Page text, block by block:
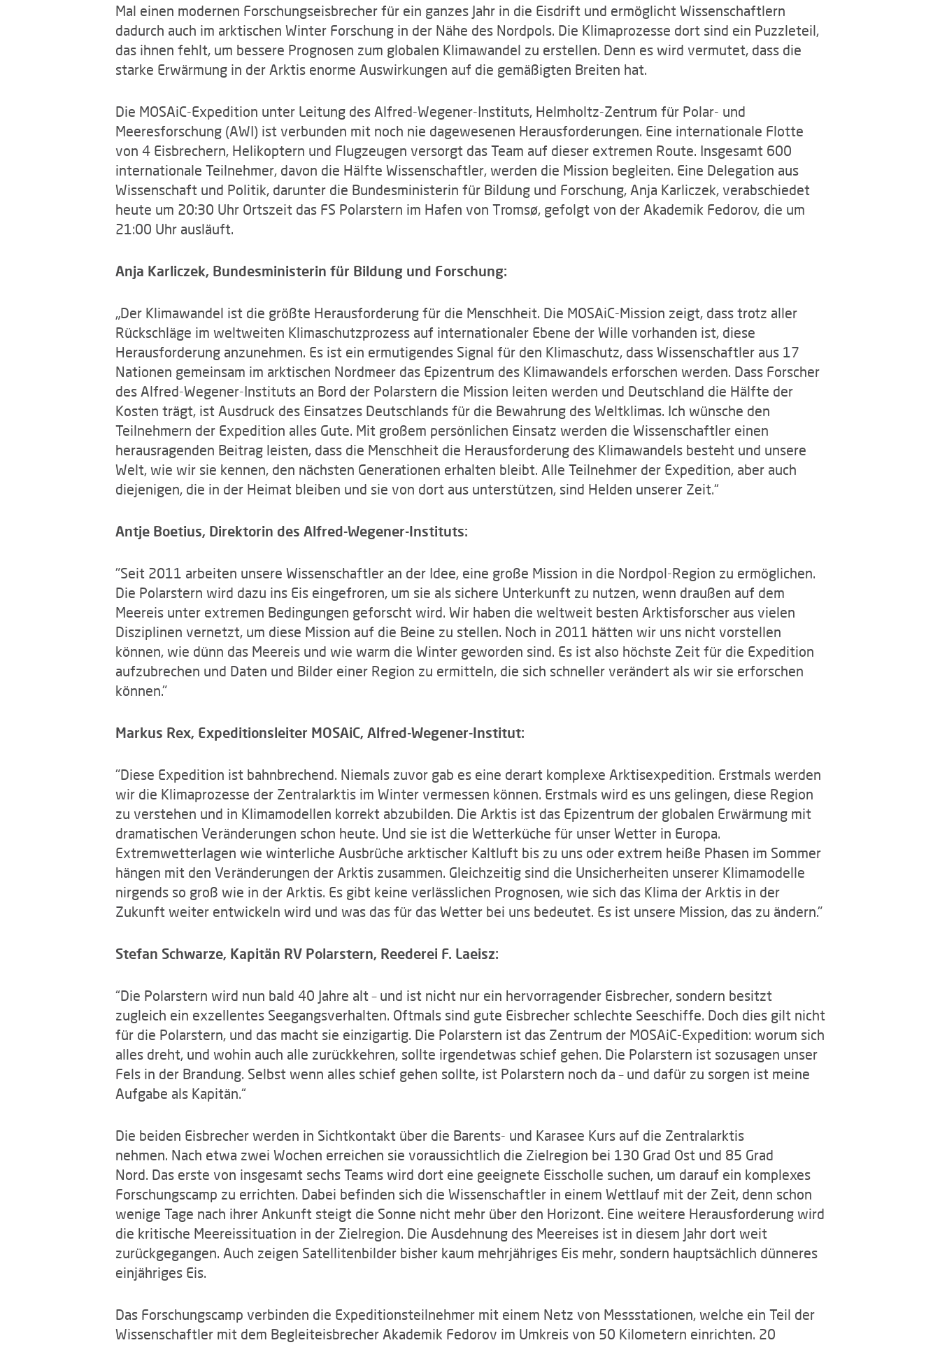
Mal einen modernen Forschungseisbrecher für ein ganzes Jahr in die Eisdrift und ermöglicht Wissenschaftlern
dadurch auch im arktischen Winter Forschung in der Nähe des Nordpols. Die Klimaprozesse dort sind ein Puzzleteil,
das ihnen fehlt, um bessere Prognosen zum globalen Klimawandel zu erstellen. Denn es wird vermutet, dass die
starke Erwärmung in der Arktis enorme Auswirkungen auf die gemäßigten Breiten hat.
Die MOSAiC-Expedition unter Leitung des Alfred-Wegener-Instituts, Helmholtz-Zentrum für Polar- und
Meeresforschung (AWI) ist verbunden mit noch nie dagewesenen Herausforderungen. Eine internationale Flotte
von 4 Eisbrechern, Helikoptern und Flugzeugen versorgt das Team auf dieser extremen Route. Insgesamt 600
internationale Teilnehmer, davon die Hälfte Wissenschaftler, werden die Mission begleiten. Eine Delegation aus
Wissenschaft und Politik, darunter die Bundesministerin für Bildung und Forschung, Anja Karliczek, verabschiedet
heute um 20:30 Uhr Ortszeit das FS Polarstern im Hafen von Tromsø, gefolgt von der Akademik Fedorov, die um
21:00 Uhr ausläuft.
Anja Karliczek, Bundesministerin für Bildung und Forschung:
„Der Klimawandel ist die größte Herausforderung für die Menschheit. Die MOSAiC-Mission zeigt, dass trotz aller
Rückschläge im weltweiten Klimaschutzprozess auf internationaler Ebene der Wille vorhanden ist, diese
Herausforderung anzunehmen. Es ist ein ermutigendes Signal für den Klimaschutz, dass Wissenschaftler aus 17
Nationen gemeinsam im arktischen Nordmeer das Epizentrum des Klimawandels erforschen werden. Dass Forscher
des Alfred-Wegener-Instituts an Bord der Polarstern die Mission leiten werden und Deutschland die Hälfte der
Kosten trägt, ist Ausdruck des Einsatzes Deutschlands für die Bewahrung des Weltklimas. Ich wünsche den
Teilnehmern der Expedition alles Gute. Mit großem persönlichen Einsatz werden die Wissenschaftler einen
herausragenden Beitrag leisten, dass die Menschheit die Herausforderung des Klimawandels besteht und unsere
Welt, wie wir sie kennen, den nächsten Generationen erhalten bleibt. Alle Teilnehmer der Expedition, aber auch
diejenigen, die in der Heimat bleiben und sie von dort aus unterstützen, sind Helden unserer Zeit.“
Antje Boetius, Direktorin des Alfred-Wegener-Instituts:
"Seit 2011 arbeiten unsere Wissenschaftler an der Idee, eine große Mission in die Nordpol-Region zu ermöglichen.
Die Polarstern wird dazu ins Eis eingefroren, um sie als sichere Unterkunft zu nutzen, wenn draußen auf dem
Meereis unter extremen Bedingungen geforscht wird. Wir haben die weltweit besten Arktisforscher aus vielen
Disziplinen vernetzt, um diese Mission auf die Beine zu stellen. Noch in 2011 hätten wir uns nicht vorstellen
können, wie dünn das Meereis und wie warm die Winter geworden sind. Es ist also höchste Zeit für die Expedition
aufzubrechen und Daten und Bilder einer Region zu ermitteln, die sich schneller verändert als wir sie erforschen
können."
Markus Rex, Expeditionsleiter MOSAiC, Alfred-Wegener-Institut:
"Diese Expedition ist bahnbrechend. Niemals zuvor gab es eine derart komplexe Arktisexpedition. Erstmals werden
wir die Klimaprozesse der Zentralarktis im Winter vermessen können. Erstmals wird es uns gelingen, diese Region
zu verstehen und in Klimamodellen korrekt abzubilden. Die Arktis ist das Epizentrum der globalen Erwärmung mit
dramatischen Veränderungen schon heute. Und sie ist die Wetterküche für unser Wetter in Europa.
Extremwetterlagen wie winterliche Ausbrüche arktischer Kaltluft bis zu uns oder extrem heiße Phasen im Sommer
hängen mit den Veränderungen der Arktis zusammen. Gleichzeitig sind die Unsicherheiten unserer Klimamodelle
nirgends so groß wie in der Arktis. Es gibt keine verlässlichen Prognosen, wie sich das Klima der Arktis in der
Zukunft weiter entwickeln wird und was das für das Wetter bei uns bedeutet. Es ist unsere Mission, das zu ändern."
Stefan Schwarze, Kapitän RV Polarstern, Reederei F. Laeisz:
“Die Polarstern wird nun bald 40 Jahre alt – und ist nicht nur ein hervorragender Eisbrecher, sondern besitzt
zugleich ein exzellentes Seegangsverhalten. Oftmals sind gute Eisbrecher schlechte Seeschiffe. Doch dies gilt nicht
für die Polarstern, und das macht sie einzigartig. Die Polarstern ist das Zentrum der MOSAiC-Expedition: worum sich
alles dreht, und wohin auch alle zurückkehren, sollte irgendetwas schief gehen. Die Polarstern ist sozusagen unser
Fels in der Brandung. Selbst wenn alles schief gehen sollte, ist Polarstern noch da – und dafür zu sorgen ist meine
Aufgabe als Kapitän.“
Die beiden Eisbrecher werden in Sichtkontakt über die Barents- und Karasee Kurs auf die Zentralarktis
nehmen. Nach etwa zwei Wochen erreichen sie voraussichtlich die Zielregion bei 130 Grad Ost und 85 Grad
Nord. Das erste von insgesamt sechs Teams wird dort eine geeignete Eisscholle suchen, um darauf ein komplexes
Forschungscamp zu errichten. Dabei befinden sich die Wissenschaftler in einem Wettlauf mit der Zeit, denn schon
wenige Tage nach ihrer Ankunft steigt die Sonne nicht mehr über den Horizont. Eine weitere Herausforderung wird
die kritische Meereissituation in der Zielregion. Die Ausdehnung des Meereises ist in diesem Jahr dort weit
zurückgegangen. Auch zeigen Satellitenbilder bisher kaum mehrjähriges Eis mehr, sondern hauptsächlich dünneres
einjähriges Eis.
Das Forschungscamp verbinden die Expeditionsteilnehmer mit einem Netz von Messstationen, welche ein Teil der
Wissenschaftler mit dem Begleiteisbrecher Akademik Fedorov im Umkreis von 50 Kilometern einrichten. 20